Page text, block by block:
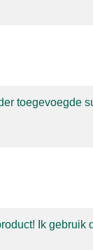
toegevoegde
Ik gebruik